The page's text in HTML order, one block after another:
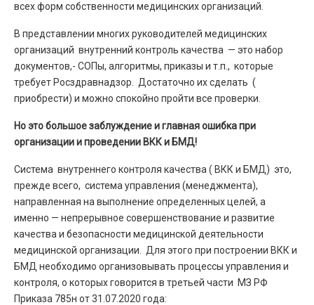
всех форм собственности медицинских организаций.
В представлении многих руководителей медицинских
организаций внутренний контроль качества — это набор
документов,- СОПы, алгоритмы, приказы и т.п., которые
требует Росздравнадзор. Достаточно их сделать (
приобрести) и можно спокойно пройти все проверки.
Но это большое заблуждение и главная ошибка при
организации и проведении ВКК и БМД!
Система внутреннего контроля качества ( ВКК и БМД) это,
прежде всего, система управления (менеджмента),
направленная на выполнение определенных целей, а
именно — непрерывное совершенствование и развитие
качества и безопасности медицинской деятельности
медицинской организации. Для этого при построении ВКК и
БМД необходимо организовывать процессы управления и
контроля, о которых говорится в третьей части МЗ РФ
Приказа 785н от 31.07.2020 года: